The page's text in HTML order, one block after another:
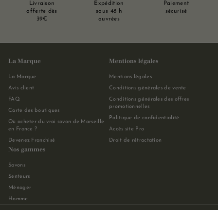
Livraison
offerte dès
39€
Expédition
sous 48 h
ouvrées
Paiement
sécurisé
La Marque
La Marque
Avis client
FAQ
Carte des boutiques
Où acheter du vrai savon de Marseille
en France ?
Devenez Franchisé
Mentions légales
Mentions légales
Conditions générales de vente
Conditions générales des offres
promotionnelles
Politique de confidentialité
Accès site Pro
Droit de rétractation
Nos gammes
Savons
Senteurs
Ménager
Homme